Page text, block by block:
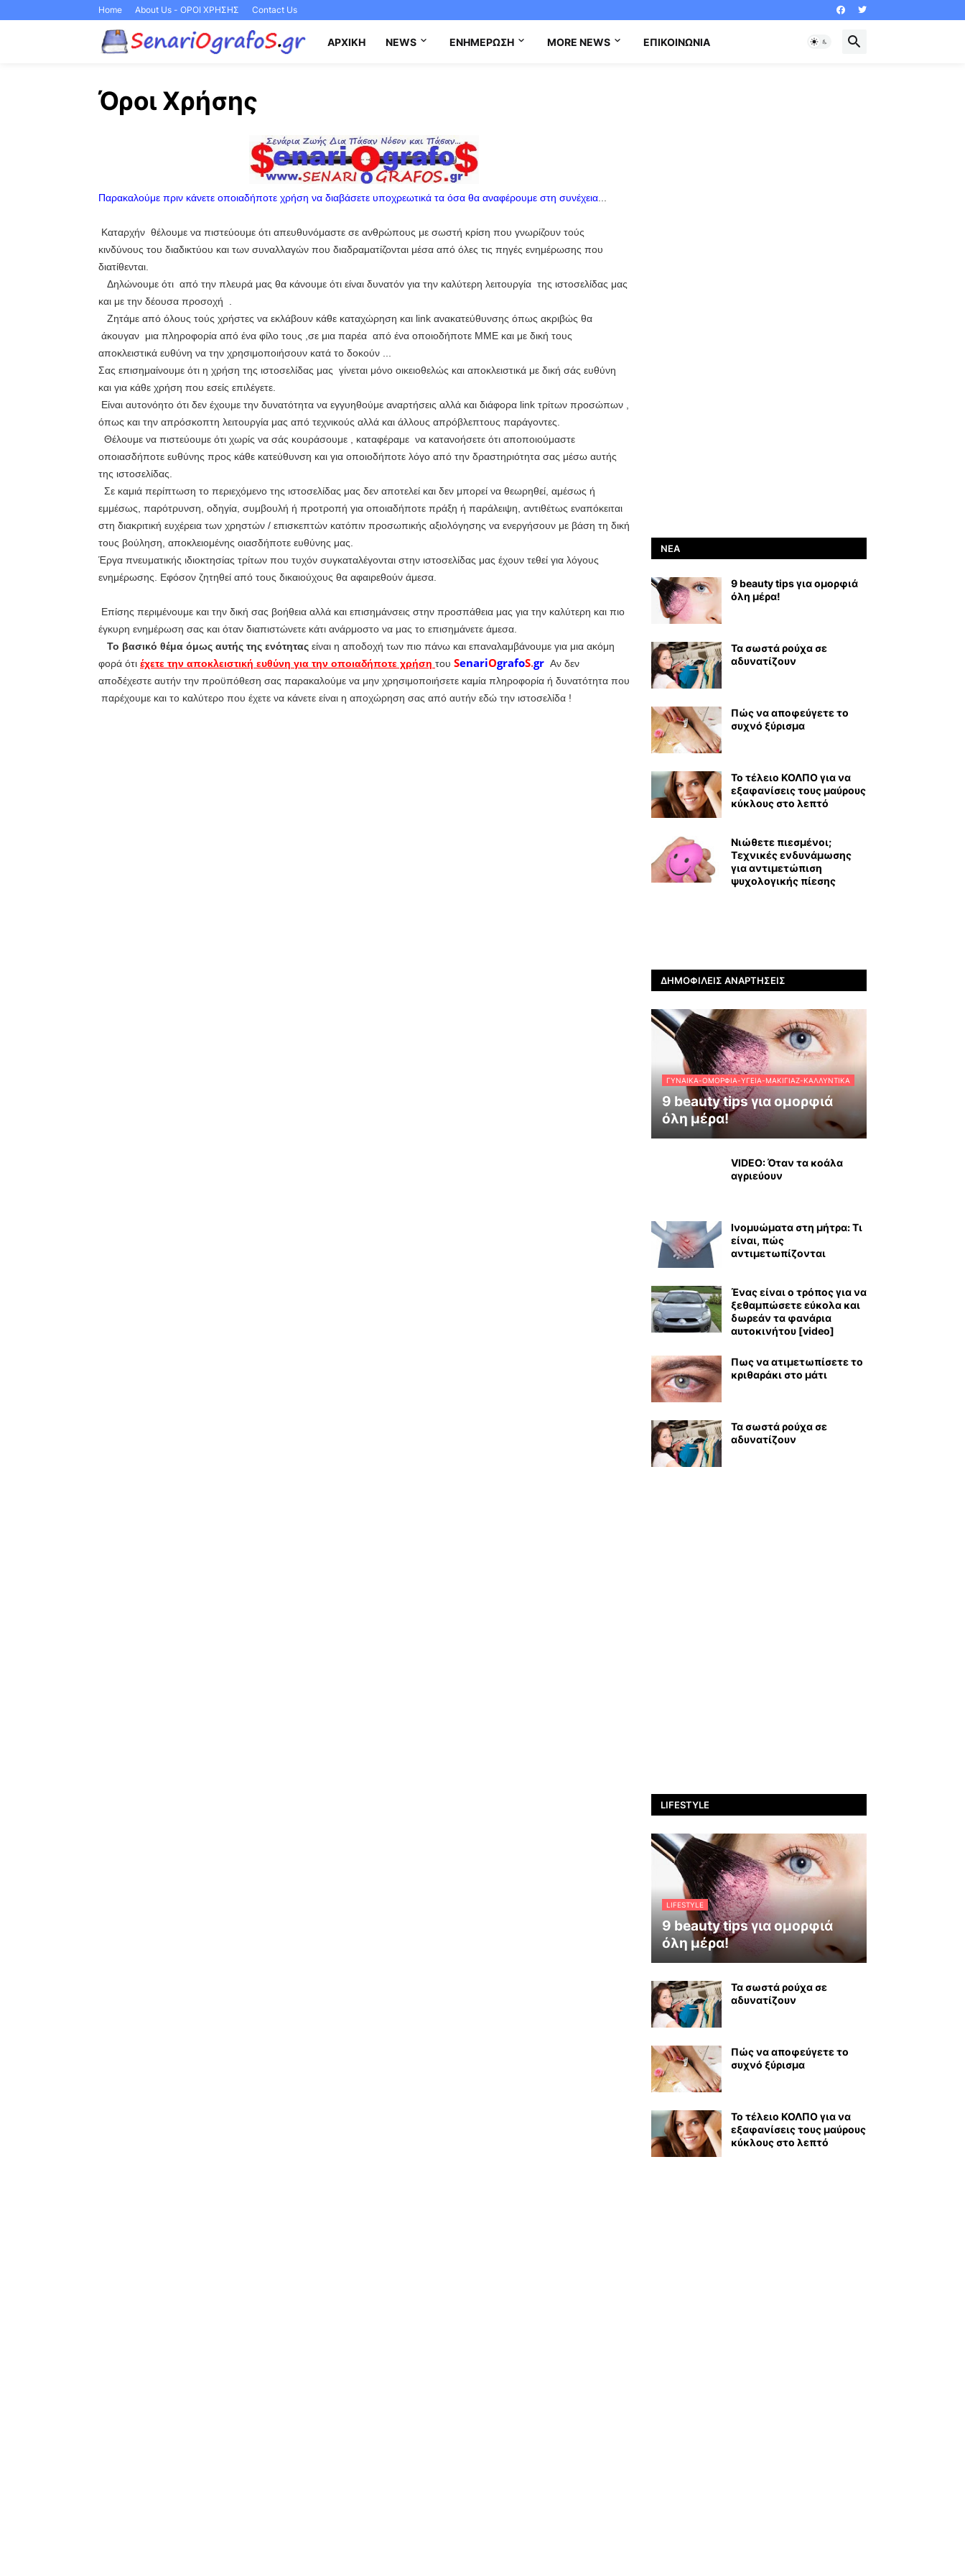
Home About Us - ΟΡΟΙ ΧΡΗΣΗΣ Contact Us
ΑΡΧΙΚΉ NEWS ΕΝΗΜΈΡΩΣΗ MORE NEWS ΕΠΙΚΟΙΝΩΝΊΑ
Όροι Χρήσης
Παρακαλούμε πριν κάνετε οποιαδήποτε χρήση να διαβάσετε υποχρεωτικά τα όσα θα αναφέρουμε στη συνέχεια
Καταρχήν θέλουμε να πιστεύουμε ότι απευθυνόμαστε σε ανθρώπους με σωστή κρίση που γνωρίζουν τούς
κινδύνους του διαδικτύου και των συναλλαγών που διαδραματίζονται μέσα από όλες τις πηγές ενημέρωσης που
διατίθενται.
Δηλώνουμε ότι από την πλευρά μας θα κάνουμε ότι είναι δυνατόν για την καλύτερη λειτουργία της ιστοσελίδας μας
και με την δέουσα προσοχή .
Ζητάμε από όλους τούς χρήστες να εκλάβουν κάθε καταχώρηση και link ανακατεύθυνσης όπως ακριβώς θα
άκουγαν μια πληροφορία από ένα φίλο τους ,σε μια παρέα από ένα οποιοδήποτε ΜΜΕ και με δική τους
αποκλειστικά ευθύνη να την χρησιμοποιήσουν κατά το δοκούν ...
Σας επισημαίνουμε ότι η χρήση της ιστοσελίδας μας γίνεται μόνο οικειοθελώς και αποκλειστικά με δική σάς ευθύνη
και για κάθε χρήση που εσείς επιλέγετε.
Είναι αυτονόητο ότι δεν έχουμε την δυνατότητα να εγγυηθούμε αναρτήσεις αλλά και διάφορα link τρίτων προσώπων ,
όπως και την απρόσκοπτη λειτουργία μας από τεχνικούς αλλά και άλλους απρόβλεπτους παράγοντες.
Θέλουμε να πιστεύουμε ότι χωρίς να σάς κουράσουμε , καταφέραμε να κατανοήσετε ότι αποποιούμαστε
οποιασδήποτε ευθύνης προς κάθε κατεύθυνση και για οποιοδήποτε λόγο από την δραστηριότητα σας μέσω αυτής
της ιστοσελίδας.
Σε καμιά περίπτωση το περιεχόμενο της ιστοσελίδας μας δεν αποτελεί και δεν μπορεί να θεωρηθεί, αμέσως ή
εμμέσως, παρότρυνση, οδηγία, συμβουλή ή προτροπή για οποιαδήποτε πράξη ή παράλειψη, αντιθέτως εναπόκειται
στη διακριτική ευχέρεια των χρηστών / επισκεπτών κατόπιν προσωπικής αξιολόγησης να ενεργήσουν με βάση τη δική
τους βούληση, αποκλειομένης οιασδήποτε ευθύνης μας.
Έργα πνευματικής ιδιοκτησίας τρίτων που τυχόν συγκαταλέγονται στην ιστοσελίδας μας έχουν τεθεί για λόγους
ενημέρωσης. Εφόσον ζητηθεί από τους δικαιούχους θα αφαιρεθούν άμεσα.
Επίσης περιμένουμε και την δική σας βοήθεια αλλά και επισημάνσεις στην προσπάθεια μας για την καλύτερη και πιο
έγκυρη ενημέρωση σας και όταν διαπιστώνετε κάτι ανάρμοστο να μας το επισημάνετε άμεσα.
Το βασικό θέμα όμως αυτής της ενότητας είναι η αποδοχή των πιο πάνω και επαναλαμβάνουμε για μια ακόμη
φορά ότι έχετε την αποκλειστική ευθύνη για την οποιαδήποτε χρήση του SenariOgrafoS.gr Αν δεν
αποδέχεστε αυτήν την προϋπόθεση σας παρακαλούμε να μην χρησιμοποιήσετε καμία πληροφορία ή δυνατότητα που
παρέχουμε και το καλύτερο που έχετε να κάνετε είναι η αποχώρηση σας από αυτήν εδώ την ιστοσελίδα !
ΝΈΑ
9 beauty tips για ομορφιά
όλη μέρα!
Τα σωστά ρούχα σε
αδυνατίζουν
Πώς να αποφεύγετε το
συχνό ξύρισμα
Το τέλειο ΚΟΛΠΟ για να
εξαφανίσεις τους μαύρους
κύκλους στο λεπτό
Νιώθετε πιεσμένοι;
Τεχνικές ενδυνάμωσης
για αντιμετώπιση
ψυχολογικής πίεσης
ΔΗΜΟΦΙΛΕΊΣ ΑΝΑΡΤΉΣΕΙΣ
ΓΥΝΑΊΚΑ-ΟΜΟΡΦΙΆ-ΥΓΕΊΑ-ΜΑΚΙΓΙΆΖ-ΚΑΛΛΥΝΤΙΚΆ
9 beauty tips για ομορφιά
όλη μέρα!
VIDEO: Όταν τα κοάλα
αγριεύουν
Ινομυώματα στη μήτρα: Τι
είναι, πώς
αντιμετωπίζονται
Ένας είναι ο τρόπος για να
ξεθαμπώσετε εύκολα και
δωρεάν τα φανάρια
αυτοκινήτου [video]
Πως να ατιμετωπίσετε το
κριθαράκι στο μάτι
Τα σωστά ρούχα σε
αδυνατίζουν
LIFESTYLE
LIFESTYLE
9 beauty tips για ομορφιά
όλη μέρα!
Τα σωστά ρούχα σε
αδυνατίζουν
Πώς να αποφεύγετε το
συχνό ξύρισμα
Το τέλειο ΚΟΛΠΟ για να
εξαφανίσεις τους μαύρους
κύκλους στο λεπτό